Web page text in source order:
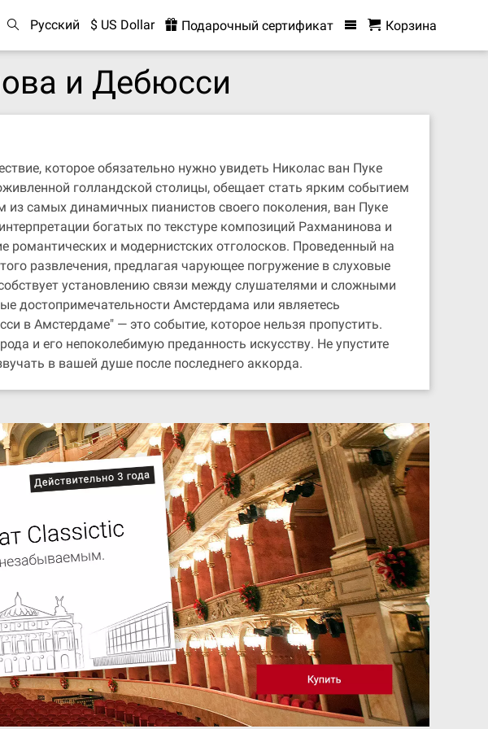
Русский $ US Dollar Подарочный сертификат Корзина
и Дебюсси
которое обязательно нужно увидеть Николас ван Пуке
голландской столицы, обещает стать ярким событием
из самых динамичных пианистов своего поколения, ван Пуке
богатых по текстуре композиций Рахманинова и
и модернистских отголосков. Проведенный на
развлечения, предлагая чарующее погружение в слуховые
установлению связи между слушателями и сложными
достопримечательности Амстердама или являетесь
в Амстердаме" — это событие, которое нельзя пропустить.
и его непоколебимую преданность искусству. Не упустите
в вашей душе после последнего аккорда.